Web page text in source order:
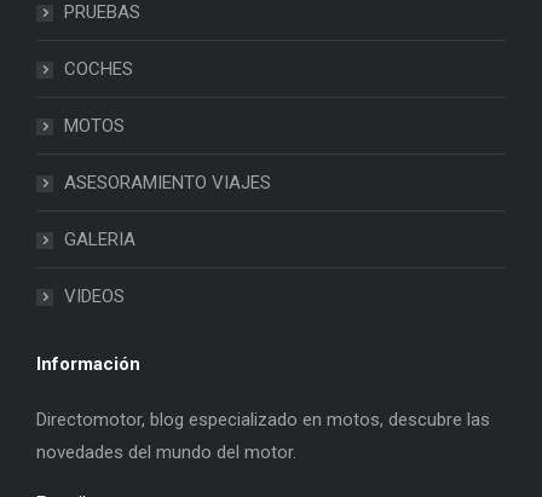
PRUEBAS
COCHES
MOTOS
ASESORAMIENTO VIAJES
GALERIA
VIDEOS
Información
Directomotor, blog especializado en motos, descubre las
novedades del mundo del motor.